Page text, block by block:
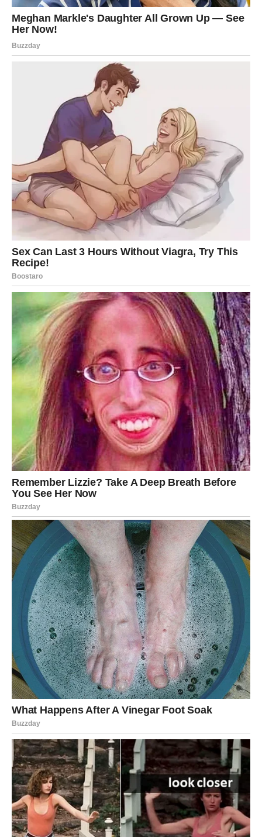
shvatiti koliko je važna njihova posvećenost.
doći do trenutka kada shvataju da su dali sve što su
Ako partner ne pokazuje isto razumevanje i trud, Jarac
može odlučiti da više ne želi da ostane u odnosu koji ga
emotivno iscrpljuje. Ova odluka neće biti laka jer Jarac ne
voli promene, ali će mu doneti osećaj slobode i mira.
Za mnoge Jarčeve ovaj kraj neće biti samo završetak
jedne veze, već i početak novog perioda u kojem će
naučiti da više cene svoje emocije i da ne ostaju tamo
gde nisu srećni.